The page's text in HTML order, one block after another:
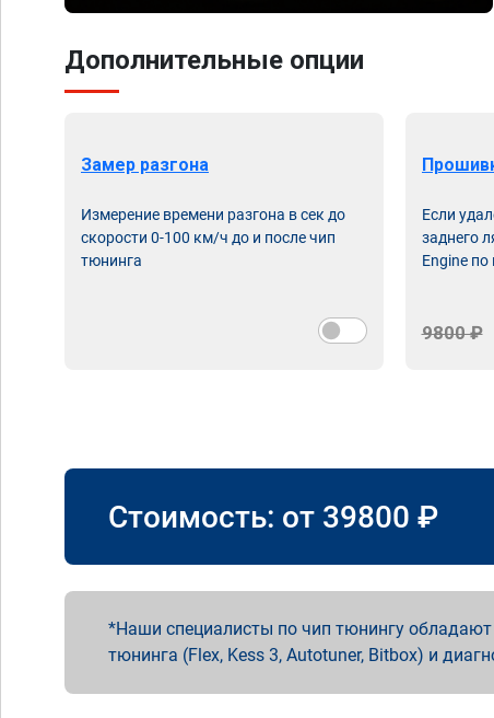
Дополнительные опции
Замер разгона
Измерение времени разгона в сек до
скорости 0-100 км/ч до и после чип
тюнинга
Если
заднего
Engine по
9800 ₽
Стоимость: от 39800 ₽
Наши специалисты по чип тюнингу
тюнинга (Flex, Kess 3, Autotuner, Bitbox) и